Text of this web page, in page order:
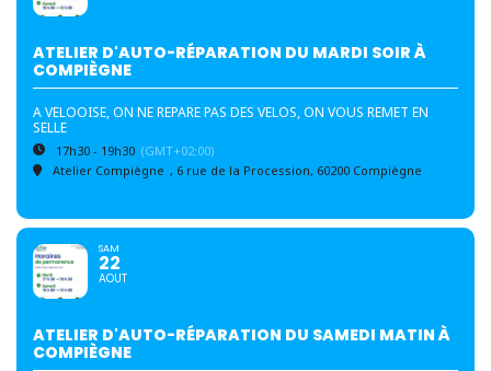
ATELIER D'AUTO-RÉPARATION DU MARDI SOIR À
COMPIÈGNE
A VELOOISE, ON NE REPARE PAS DES VELOS, ON VOUS REMET EN
SELLE
17h30 - 19h30 (GMT+02:00)
Atelier Compiègne , 6 rue de la Procession, 60200 Compiègne
SAM
22
AOUT
ATELIER D'AUTO-RÉPARATION DU SAMEDI MATIN À
COMPIÈGNE